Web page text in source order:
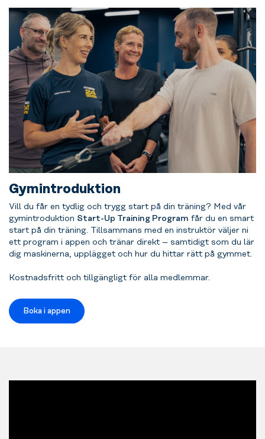
Gymintroduktion
Vill du får en tydlig och trygg start på din träning? Med vår
gymintroduktion Start-Up Training Program får du en smart
start på din träning. Tillsammans med en instruktör väljer ni
ett program i appen och tränar direkt – samtidigt som du lär
dig maskinerna, upplägget och hur du hittar rätt på gymmet.
Kostnadsfritt och tillgängligt för alla medlemmar.
Boka i appen